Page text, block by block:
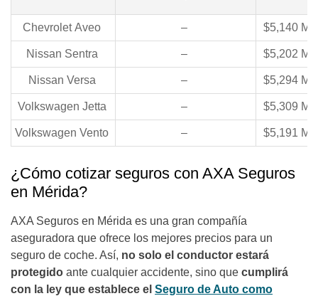
Chevrolet Aveo – $5,140
Nissan Sentra – $5,202
Nissan Versa – $5,294
Volkswagen Jetta – $5,309
Volkswagen Vento – $5,191
¿Cómo cotizar seguros con AXA Seguros
en Mérida?
AXA Seguros en Mérida es una gran compañía
aseguradora que ofrece los mejores precios para un
seguro de coche. Así, no solo el conductor estará
protegido ante cualquier accidente, sino que cumplirá
con la ley que establece el Seguro de Auto como